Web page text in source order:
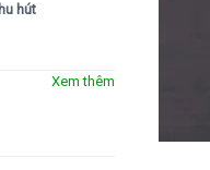
hút
Xem thêm